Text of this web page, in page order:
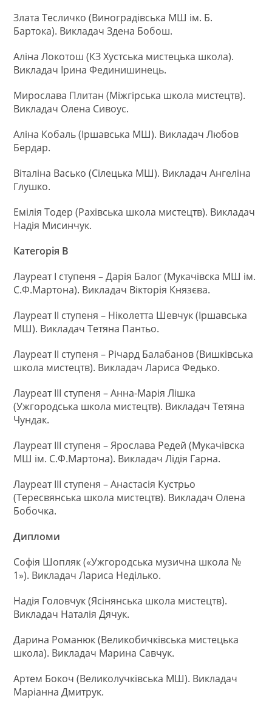
Злата Тесличко (Виноградівська МШ ім. Б.
Бартока). Викладач Здена Бобош.
Аліна Локотош (КЗ Хустська мистецька школа).
Викладач Ірина Фединишинець.
Мирослава Плитан (Міжгірська школа мистецтв).
Викладач Олена Сивоус.
Аліна Кобаль (Іршавська МШ). Викладач Любов
Бердар.
Віталіна Васько (Сілецька МШ). Викладач Ангеліна
Глушко.
Емілія Тодер (Рахівська школа мистецтв). Викладач
Надія Мисинчук.
Категорія В
Лауреат І ступеня – Дарія Балог (Мукачівска МШ ім.
С.Ф.Мартона). Викладач Вікторія Князєва.
Лауреат ІІ ступеня – Ніколетта Шевчук (Іршавська
МШ). Викладач Тетяна Пантьо.
Лауреат ІІ ступеня – Річард Балабанов (Вишківська
школа мистецтв). Викладач Лариса Федько.
Лауреат ІІІ ступеня – Анна-Марія Лішка
(Ужгородська школа мистецтв). Викладач Тетяна
Чундак.
Лауреат ІІІ ступеня – Ярослава Редей (Мукачівска
МШ ім. С.Ф.Мартона). Викладач Лідія Гарна.
Лауреат ІІІ ступеня – Анастасія Кустрьо
(Тересвянська школа мистецтв). Викладач Олена
Бобочка.
Дипломи
Софія Шопляк («Ужгородська музична школа №
1»). Викладач Лариса Неділько.
Надія Головчук (Ясінянська школа мистецтв).
Викладач Наталія Дячук.
Дарина Романюк (Великобичківська мистецька
школа). Викладач Марина Савчук.
Артем Бокоч (Великолучківська МШ). Викладач
Маріанна Дмитрук.